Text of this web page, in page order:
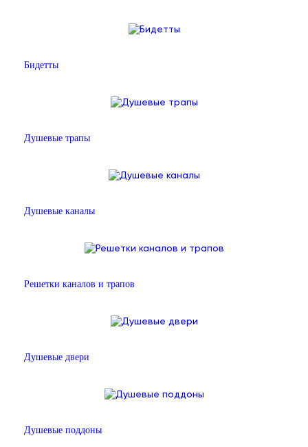
Бидетты
Душевые трапы
Душевые каналы
Решетки каналов и трапов
Душевые двери
Душевые поддоны